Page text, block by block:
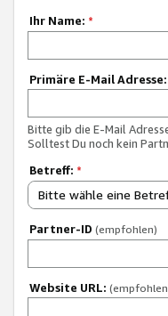
Ihr Name: *
Primäre E-Mail Adresse:
Bitte gib die E-Mail
Solltest Du noch kein
Betreff: *
Bitte wähle eine
Partner-ID (empfohlen)
Website URL: